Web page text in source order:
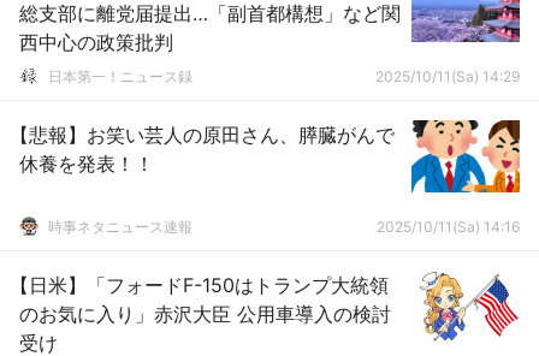
総支部に離党届提出…「副首都構想」など関
西中心の政策批判
日本第一！ニュース録 2025/10/11(Sa) 14:29
【悲報】お笑い芸人の原田さん、膵臓がんで
休養を発表！！
時事ネタニュース速報 2025/10/11(Sa) 14:16
【日米】「フォードF-150はトランプ大統領
のお気に入り」赤沢大臣 公用車導入の検討
受け